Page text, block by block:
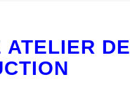
ATELIER DE